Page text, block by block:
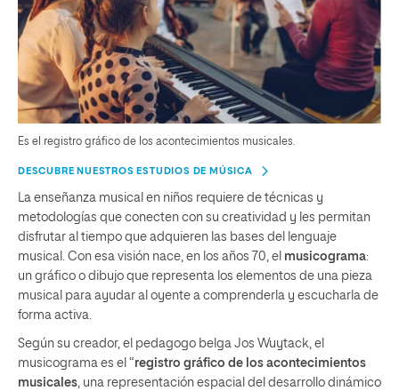
Es el registro gráfico de los acontecimientos musicales.
DESCUBRE NUESTROS ESTUDIOS DE MÚSICA
La enseñanza musical en niños requiere de técnicas y
metodologías que conecten con su creatividad y les permitan
disfrutar al tiempo que adquieren las bases del lenguaje
musical. Con esa visión nace, en los años 70, el musicograma:
un gráfico o dibujo que representa los elementos de una pieza
musical para ayudar al oyente a comprenderla y escucharla de
forma activa.
Según su creador, el pedagogo belga Jos Wuytack, el
musicograma es el “registro gráfico de los acontecimientos
musicales , una representación espacial del desarrollo dinámico